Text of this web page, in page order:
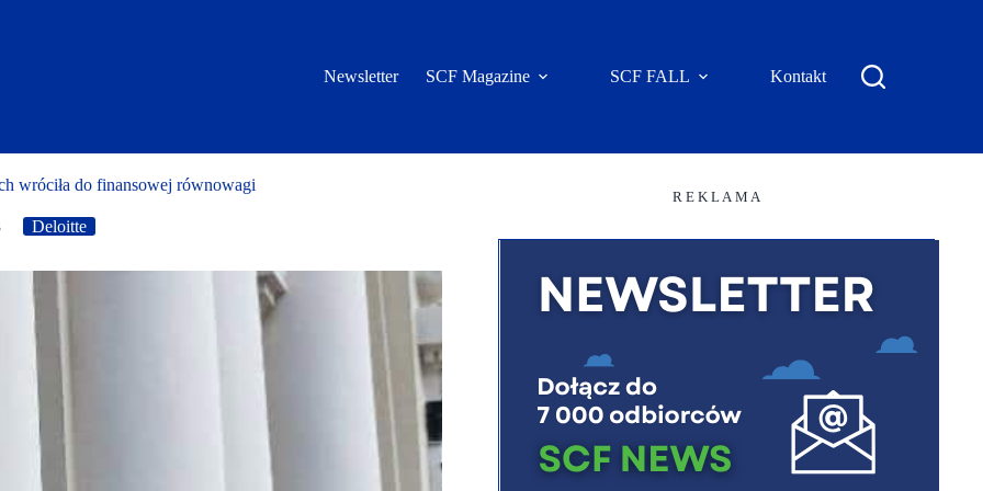
Newsletter SCF Magazine SCF FALL Kontakt
wróciła do finansowej równowagi
Deloitte
R E K L A M A